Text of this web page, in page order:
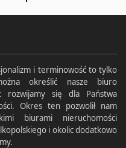
i terminowość to tylko
określić nasze biuro
się dla Państwa
Okres ten pozwolił nam
biurami nieruchomości
i okolic dodatkowo